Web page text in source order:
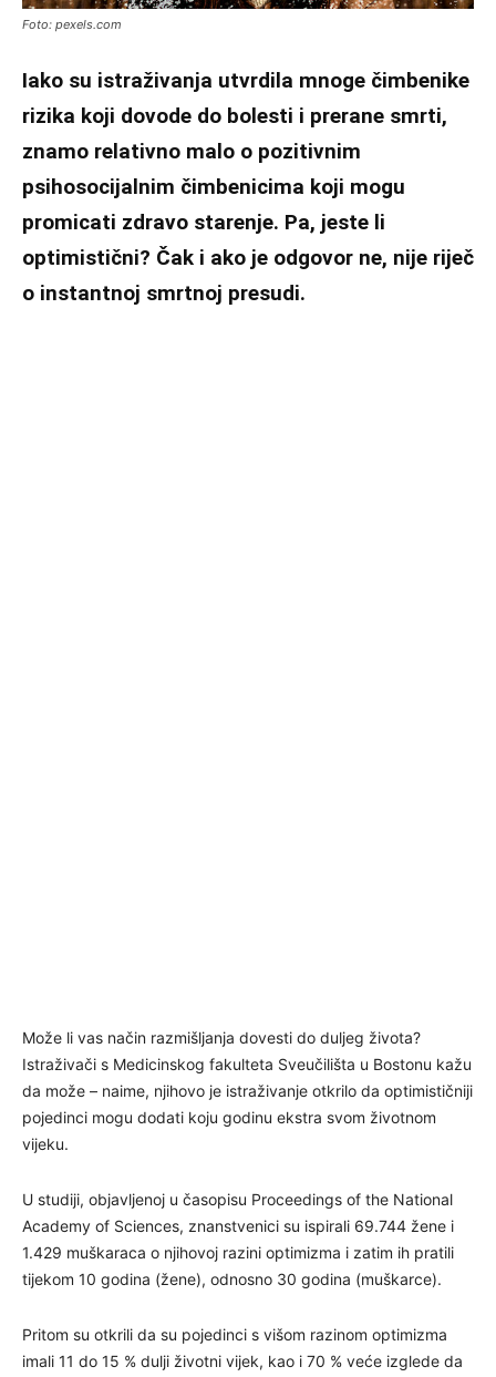
Foto: pexels.com
Iako su istraživanja utvrdila mnoge čimbenike
rizika koji dovode do bolesti i prerane smrti,
znamo relativno malo o pozitivnim
psihosocijalnim čimbenicima koji mogu
promicati zdravo starenje. Pa, jeste li
optimistični? Čak i ako je odgovor ne, nije riječ
o instantnoj smrtnoj presudi.
Može li vas način razmišljanja dovesti do duljeg života?
Istraživači s Medicinskog fakulteta Sveučilišta u Bostonu kažu
da može – naime, njihovo je istraživanje otkrilo da optimističniji
pojedinci mogu dodati koju godinu ekstra svom životnom
vijeku.
U studiji, objavljenoj u časopisu Proceedings of the National
Academy of Sciences, znanstvenici su ispirali 69.744 žene i
1.429 muškaraca o njihovoj razini optimizma i zatim ih pratili
tijekom 10 godina (žene), odnosno 30 godina (muškarce).
Pritom su otkrili da su pojedinci s višom razinom optimizma
imali 11 do 15 % dulji životni vijek, kao i 70 % veće izglede da